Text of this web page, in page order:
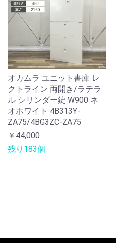
オカムラ ユニット書庫 レ
クトライン 両開き/ラテラ
ル シリンダー錠 W900 ネ
オホワイト 4B313Y-
ZA75/4BG3ZC-ZA75
￥44,000
残り183個